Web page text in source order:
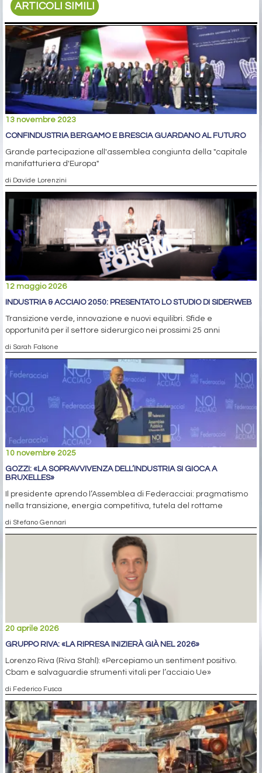
ARTICOLI SIMILI
13 novembre 2023
CONFINDUSTRIA BERGAMO E BRESCIA GUARDANO AL FUTURO
Grande partecipazione all'assemblea congiunta della "capitale
manifatturiera d'Europa"
di Davide Lorenzini
12 maggio 2026
INDUSTRIA & ACCIAIO 2050: PRESENTATO LO STUDIO DI SIDERWEB
Transizione verde, innovazione e nuovi equilibri. Sfide e
opportunità per il settore siderurgico nei prossimi 25 anni
di Sarah Falsone
10 novembre 2025
GOZZI: «LA SOPRAVVIVENZA DELL’INDUSTRIA SI GIOCA A
BRUXELLES»
Il presidente aprendo l’Assemblea di Federacciai: pragmatismo
nella transizione, energia competitiva, tutela del rottame
di Stefano Gennari
20 aprile 2026
GRUPPO RIVA: «LA RIPRESA INIZIERÀ GIÀ NEL 2026»
Lorenzo Riva (Riva Stahl): «Percepiamo un sentiment positivo.
Cbam e salvaguardie strumenti vitali per l’acciaio Ue»
di Federico Fusca